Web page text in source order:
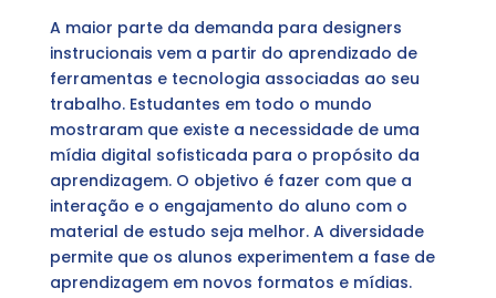
A maior parte da demanda para designers
instrucionais vem a partir do aprendizado de
ferramentas e tecnologia associadas ao seu
trabalho. Estudantes em todo o mundo
mostraram que existe a necessidade de uma
mídia digital sofisticada para o propósito da
aprendizagem. O objetivo é fazer com que a
interação e o engajamento do aluno com o
material de estudo seja melhor. A diversidade
permite que os alunos experimentem a fase de
aprendizagem em novos formatos e mídias.